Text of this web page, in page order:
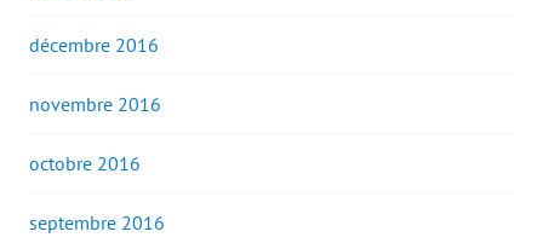
décembre 2016
novembre 2016
octobre 2016
septembre 2016